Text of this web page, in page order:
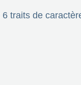
traits de